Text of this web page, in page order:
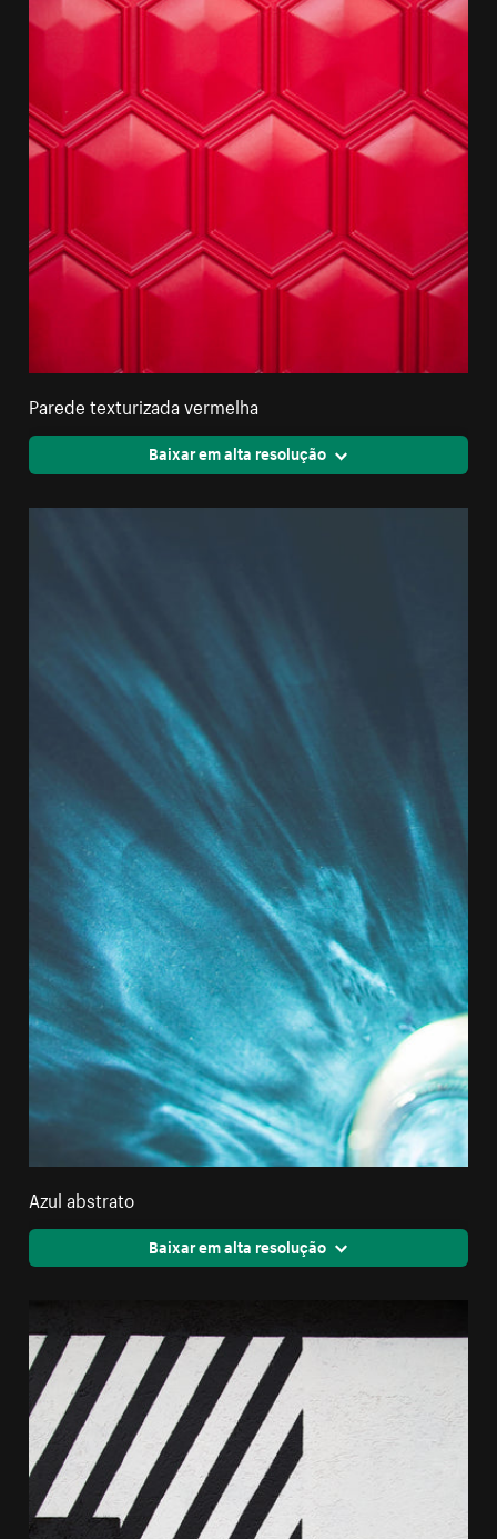
Parede texturizada vermelha
Baixar em alta resolução
Azul abstrato
Baixar em alta resolução